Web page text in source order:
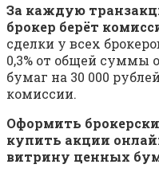
За каждую
брокер берёт
сделки у всех
0,3% от общей суммы
бумаг на 30 000
комиссии.
Оформить
купить акции
витрину ценных